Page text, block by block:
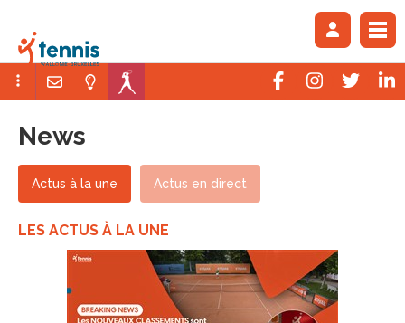
News
Actus à la une Actus en direct
LES ACTUS À LA UNE